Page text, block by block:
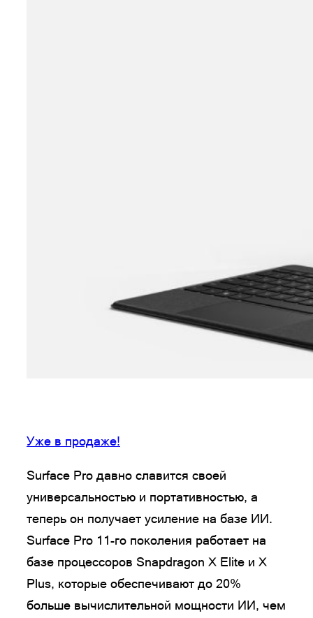
Уже в продаже!
Surface Pro давно славится своей
универсальностью и портативностью, а
теперь он получает усиление на базе ИИ.
Surface Pro 11-го поколения работает на
базе процессоров Snapdragon X Elite и X
Plus, которые обеспечивают до 20%
больше вычислительной мощности ИИ, чем